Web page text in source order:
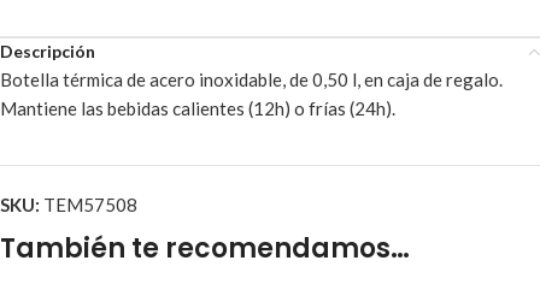
Descripción
Botella térmica de acero inoxidable, de 0,50 l, en caja de regalo.
Mantiene las bebidas calientes (12h) o frías (24h).
SKU: TEM57508
También te recomendamos…